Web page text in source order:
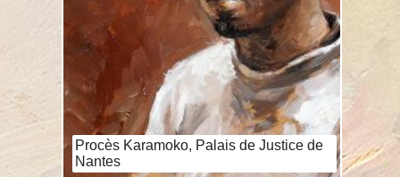
Procès Karamoko, Palais de Justice de
Nantes